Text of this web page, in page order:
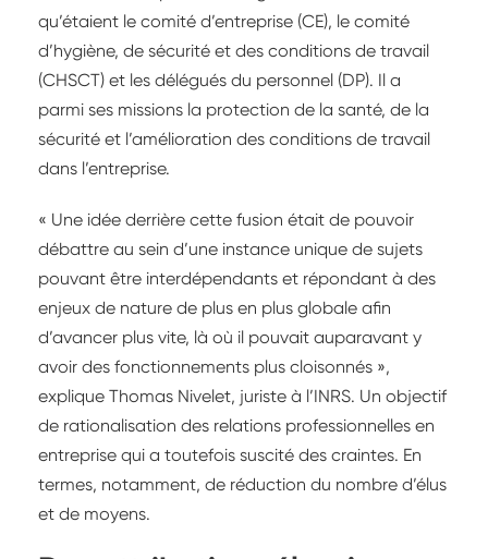
qu’étaient le comité d’entreprise (CE), le comité
d’hygiène, de sécurité et des conditions de travail
(CHSCT) et les délégués du personnel (DP). Il a
parmi ses missions la protection de la santé, de la
sécurité et l’amélioration des conditions de travail
dans l’entreprise.
« Une idée derrière cette fusion était de pouvoir
débattre au sein d’une instance unique de sujets
pouvant être interdépendants et répondant à des
enjeux de nature de plus en plus globale afin
d’avancer plus vite, là où il pouvait auparavant y
avoir des fonctionnements plus cloisonnés »,
explique Thomas Nivelet, juriste à l’INRS. Un objectif
de rationalisation des relations professionnelles en
entreprise qui a toutefois suscité des craintes. En
termes, notamment, de réduction du nombre d’élus
et de moyens.